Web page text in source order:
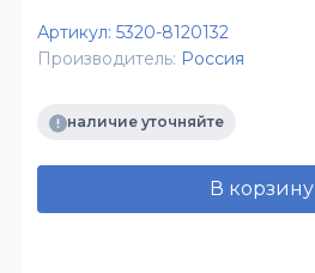
Артикул: 5320-8120132
Производитель: Россия
наличие уточняйте
В корзину